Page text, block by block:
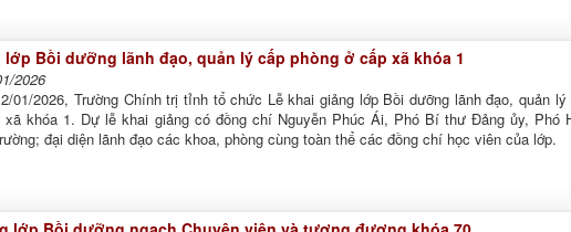
lớp Bồi dưỡng lãnh đạo, quản lý cấp phòng ở cấp xã khóa 1
2026
01/2026, Trường Chính trị tỉnh tổ chức Lễ khai giảng lớp Bồi dưỡng lãnh đạo, quản lý
xã khóa 1. Dự lễ khai giảng có đồng chí Nguyễn Phúc Ái, Phó Bí thư Đảng ủy, Phó
đại diện lãnh đạo các khoa, phòng cùng toàn thể các đồng chí học viên của lớp.